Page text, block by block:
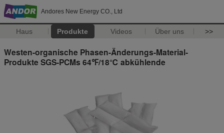
Andores New Energy CO., Ltd
Haus Produkte Videos Über uns >>
Westen-organische Phasen-Änderungs-Material-
Produkte SGS-PCMs 64℉/18℃ abkühlende